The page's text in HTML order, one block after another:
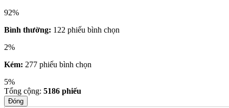
92%
Bình thường: 122 phiếu bình chọn
2%
Kém: 277 phiếu bình chọn
5%
Tổng cộng: 5186 phiếu
Đóng